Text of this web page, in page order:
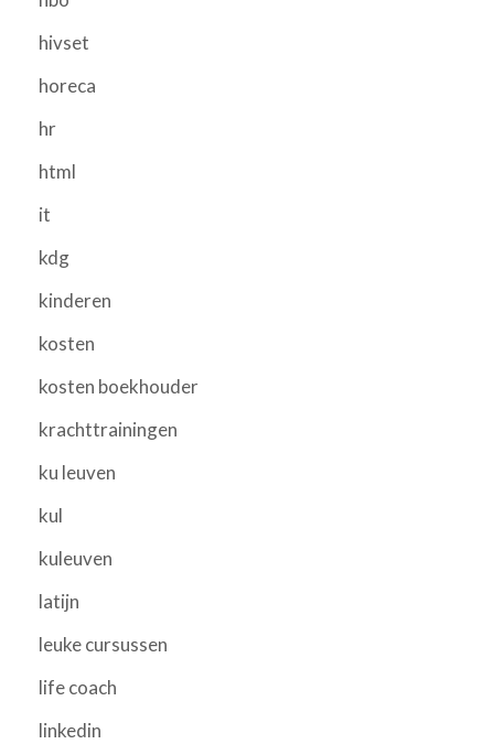
hivset
horeca
hr
html
it
kdg
kinderen
kosten
kosten boekhouder
krachttrainingen
ku leuven
kul
kuleuven
latijn
leuke cursussen
life coach
linkedin